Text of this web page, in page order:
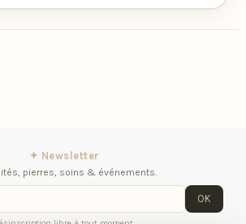
✦ Newsletter
pierres, soins & événements.
OK